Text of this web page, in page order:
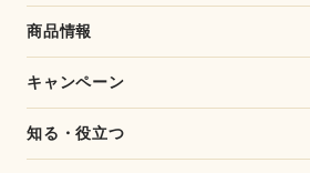
商品情報
キャンペーン
知る・役立つ